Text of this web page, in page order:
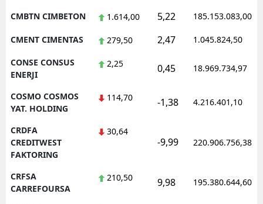
CMBTN CIMBETON 1.614,00 5,22 185.153.083,00
CMENT CIMENTAS 279,50 2,47 1.045.824,50
CONSE CONSUS
ENERJI
2,25 0,45 18.969.734,97
COSMO COSMOS
YAT. HOLDING
114,70 -1,38 4.216.401,10
CRDFA
CREDITWEST
FAKTORING
30,64
-9,99 220.906.756,38
CRFSA
CARREFOURSA
210,50 9,98 195.380.644,60